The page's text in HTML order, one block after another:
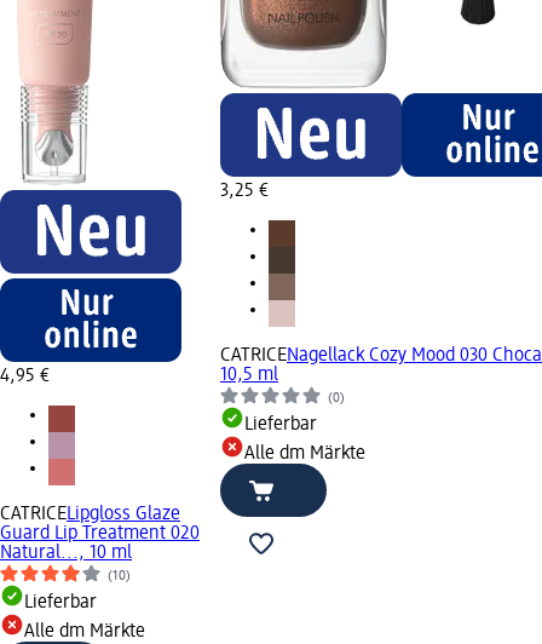
4,95 €
CATRICELipgloss Glaze
Guard Lip Treatment 020
Natural..., 10 ml
(10)
Lieferbar
Alle dm Märkte
3,25 €
CATRICENagellack Cozy Mood 030
10,5 ml
(0)
Lieferbar
Alle dm Märkte